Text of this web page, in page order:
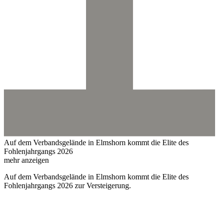
Auf dem Verbandsgelände in Elmshorn kommt die Elite des
Fohlenjahrgangs 2026
mehr anzeigen
Auf dem Verbandsgelände in Elmshorn kommt die Elite des
Fohlenjahrgangs 2026 zur Versteigerung.